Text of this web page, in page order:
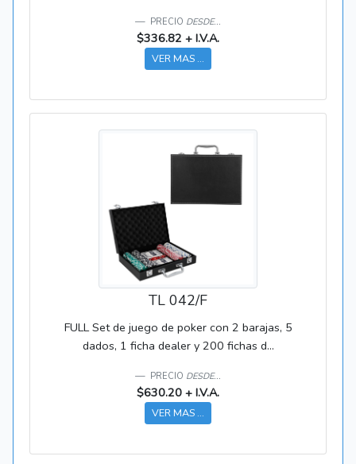
PRECIO DESDE...
$336.82 + I.V.A.
VER MAS ...
TL 042/F
FULL Set de juego de poker con 2 barajas, 5
dados, 1 ficha dealer y 200 fichas d...
PRECIO DESDE...
$630.20 + I.V.A.
VER MAS ...